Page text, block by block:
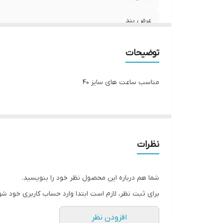
عرض بند
توضیحات
مناسب ساعت های سایز 40
نظرات
شما هم درباره این محصول نظر خود را بنویسید.
برای ثبت نظر، لازم است ابتدا وارد حساب کاربری خود
افزودن نظر